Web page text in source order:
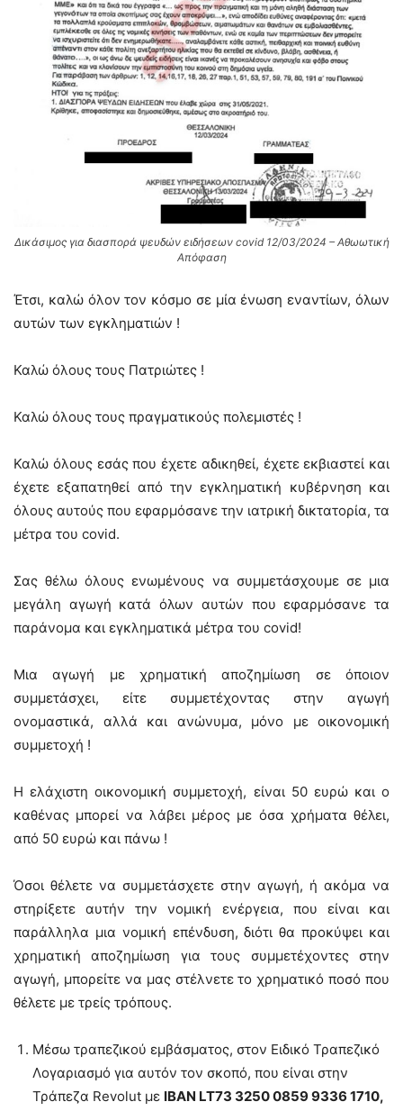
Δικάσιμος για διασπορά ψευδών ειδήσεων covid 12/03/2024 – Αθωωτική
Απόφαση
Έτσι, καλώ όλον τον κόσμο σε μία ένωση εναντίων, όλων
αυτών των εγκληματιών !
Καλώ όλους τους Πατριώτες !
Καλώ όλους τους πραγματικούς πολεμιστές !
Καλώ όλους εσάς που έχετε αδικηθεί, έχετε εκβιαστεί και
έχετε εξαπατηθεί από την εγκληματική κυβέρνηση και
όλους αυτούς που εφαρμόσανε την ιατρική δικτατορία, τα
μέτρα του covid.
Σας θέλω όλους ενωμένους να συμμετάσχουμε σε μια
μεγάλη αγωγή κατά όλων αυτών που εφαρμόσανε τα
παράνομα και εγκληματικά μέτρα του covid!
Μια αγωγή με χρηματική αποζημίωση σε όποιον
συμμετάσχει, είτε συμμετέχοντας στην αγωγή
ονομαστικά, αλλά και ανώνυμα, μόνο με οικονομική
συμμετοχή !
Η ελάχιστη οικονομική συμμετοχή, είναι 50 ευρώ και ο
καθένας μπορεί να λάβει μέρος με όσα χρήματα θέλει,
από 50 ευρώ και πάνω !
Όσοι θέλετε να συμμετάσχετε στην αγωγή, ή ακόμα να
στηρίξετε αυτήν την νομική ενέργεια, που είναι και
παράλληλα μια νομική επένδυση, διότι θα προκύψει και
χρηματική αποζημίωση για τους συμμετέχοντες στην
αγωγή, μπορείτε να μας στέλνετε το χρηματικό ποσό που
θέλετε με τρείς τρόπους.
Μέσω τραπεζικού εμβάσματος, στον Ειδικό Τραπεζικό
Λογαριασμό για αυτόν τον σκοπό, που είναι στην
Τράπεζα Revolut με ΙΒΑΝ LT73 3250 0859 9336 1710,